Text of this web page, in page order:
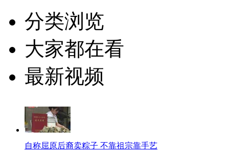
分类浏览
大家都在看
最新视频
自称屈原后裔卖粽子 不靠祖宗靠手艺